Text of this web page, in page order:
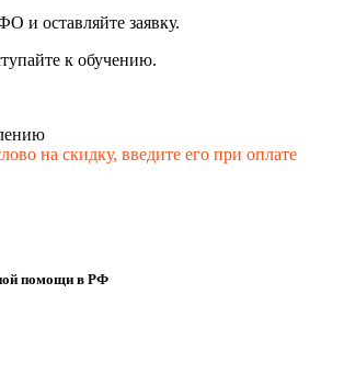
и оставляйте заявку.
к обучению.
на скидку, введите его при оплате
помощи в РФ